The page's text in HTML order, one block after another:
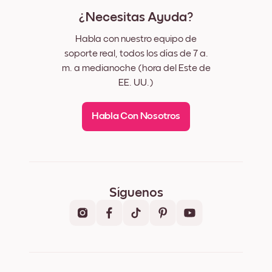
¿Necesitas Ayuda?
Habla con nuestro equipo de
soporte real, todos los días de 7 a.
m. a medianoche (hora del Este de
EE. UU.)
Habla Con Nosotros
Síguenos